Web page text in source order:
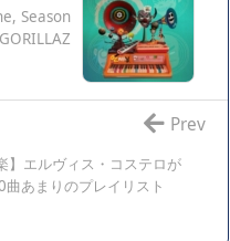
Season
】エルヴィス・コステロが
あまりのプレイリスト
Prev